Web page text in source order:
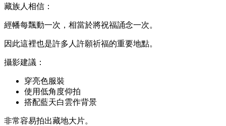
藏族人相信：
經幡每飄動一次，相當於將祝福誦念一次。
因此這裡也是許多人許願祈福的重要地點。
攝影建議：
穿亮色服裝
使用低角度仰拍
搭配藍天白雲作背景
非常容易拍出藏地大片。